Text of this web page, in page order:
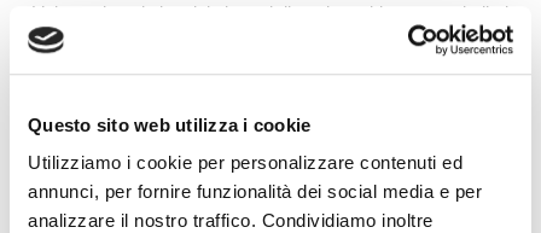
Questo sito web utilizza i cookie
Utilizziamo i cookie per personalizzare contenuti ed
annunci, per fornire funzionalità dei social media e per
analizzare il nostro traffico. Condividiamo inoltre
L’alternativa ai classici sistemi di pavimenti in gres o similari
utilizzati sempre più non solo nel commerciale, negozi o
uffici ma anche nel privato.
massetti a secco, si è in grado con spessori minimi
d’ingombro di ottenere superfici esteticamente innovative e
di design con caratteristiche tecniche di usura, di
conducibilità acustica e termica migliori dei normali
pavimenti tradizionali.